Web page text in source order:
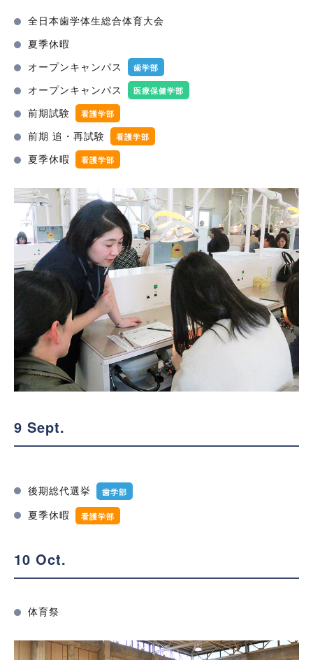
全日本歯学体生総合体育大会
夏季休暇
オープンキャンパス
歯学部
オープンキャンパス 医療保健学部
前期試験 看護学部
前期 追・再試験 看護学部
夏季休暇 看護学部
9 Sept.
後期総代選挙 歯学部
夏季休暇 看護学部
10 Oct.
体育祭